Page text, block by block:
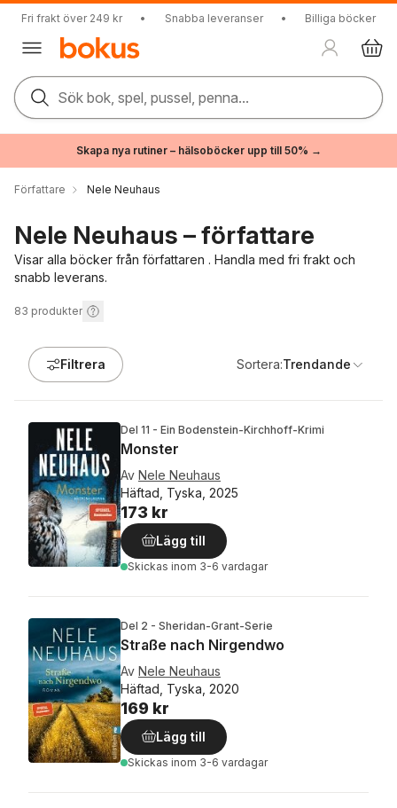
Fri frakt över 249 kr • Snabba leveranser • Billiga böcker
Sök bok, spel, pussel, penna...
Skapa nya rutiner – hälsoböcker upp till 50% →
Författare Nele Neuhaus
Nele Neuhaus – författare
Visar alla böcker från författaren . Handla med fri frakt och
snabb leverans.
83 produkter
Filtrera Sortera:Trendande
Del 11 - Ein Bodenstein-Kirchhoff-Krimi
Monster
Av Nele Neuhaus
Häftad, Tyska, 2025
173 kr
Lägg till
Skickas inom 3-6 vardagar
Del 2 - Sheridan-Grant-Serie
Straße nach Nirgendwo
Av Nele Neuhaus
Häftad, Tyska, 2020
169 kr
Lägg till
Skickas inom 3-6 vardagar